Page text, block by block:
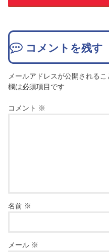
コメントを残す
メールアドレスが公開されるこ
欄は必須項目です
コメント ※
名前 ※
メール ※